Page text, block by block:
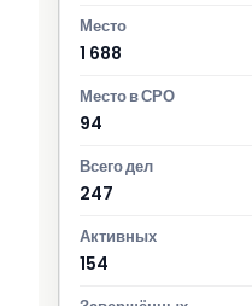
1 688
94
247
154